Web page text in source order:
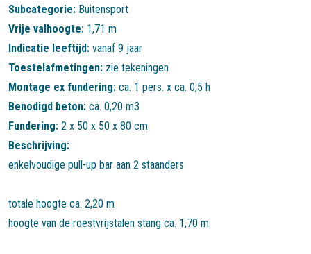
Subcategorie: Buitensport
Vrije valhoogte: 1,71 m
Indicatie leeftijd: vanaf 9 jaar
Toestelafmetingen: zie tekeningen
Montage ex fundering: ca. 1 pers. x ca. 0,5 h
Benodigd beton: ca. 0,20 m3
Fundering: 2 x 50 x 50 x 80 cm
Beschrijving:
enkelvoudige pull-up bar aan 2 staanders
totale hoogte ca. 2,20 m
hoogte van de roestvrijstalen stang ca. 1,70 m